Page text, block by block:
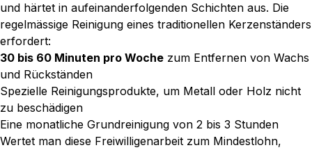
und härtet in aufeinanderfolgenden Schichten aus. Die
regelmässige Reinigung eines traditionellen Kerzenständers
erfordert:
30 bis 60 Minuten pro Woche zum Entfernen von Wachs
und Rückständen
Spezielle Reinigungsprodukte, um Metall oder Holz nicht
zu beschädigen
Eine monatliche Grundreinigung von 2 bis 3 Stunden
Wertet man diese Freiwilligenarbeit zum Mindestlohn,